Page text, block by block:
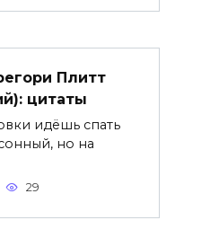
Плитт
цитаты
идёшь спать
но на
29